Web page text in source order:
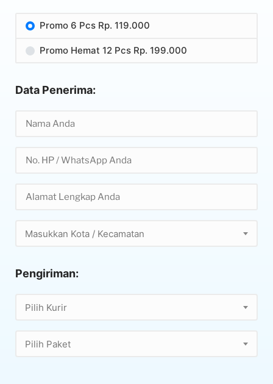
Promo 6 Pcs Rp. 119.000
Promo Hemat 12 Pcs Rp. 199.000
Data Penerima:
Masukkan Kota / Kecamatan
Pengiriman:
Pilih Kurir
Pilih Paket